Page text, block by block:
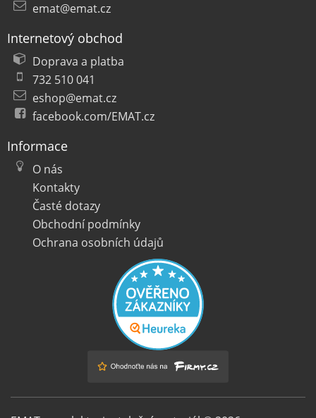
emat@emat.cz
Internetový obchod
Doprava a platba
732 510 041
eshop@emat.cz
facebook.com/EMAT.cz
Informace
O nás
Kontakty
Časté dotazy
Obchodní podmínky
Ochrana osobních údajů